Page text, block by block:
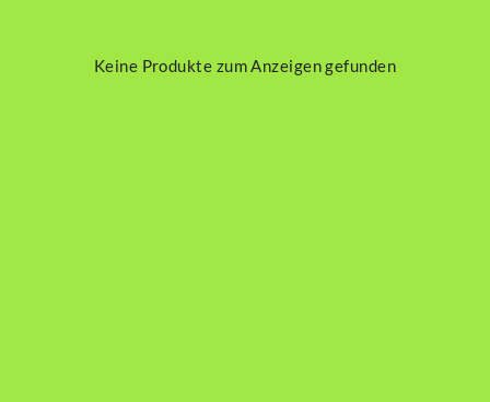
Keine Produkte zum Anzeigen gefunden